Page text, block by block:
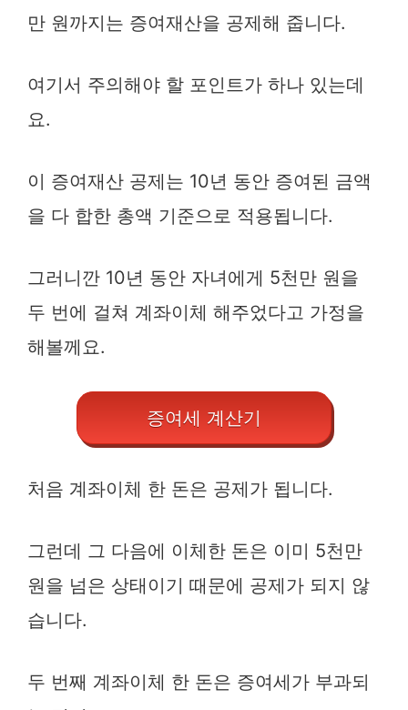
만 원까지는 증여재산을 공제해 줍니다.
여기서 주의해야 할 포인트가 하나 있는데
요.
이 증여재산 공제는 10년 동안 증여된 금액
을 다 합한 총액 기준으로 적용됩니다.
그러니깐 10년 동안 자녀에게 5천만 원을
두 번에 걸쳐 계좌이체 해주었다고 가정을
해볼께요.
증여세 계산기
처음 계좌이체 한 돈은 공제가 됩니다.
그런데 그 다음에 이체한 돈은 이미 5천만
원을 넘은 상태이기 때문에 공제가 되지 않
습니다.
두 번째 계좌이체 한 돈은 증여세가 부과되